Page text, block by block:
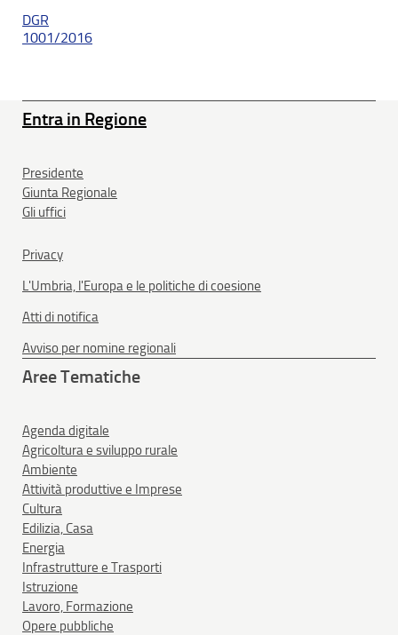
DGR
1001/2016
Entra in Regione
Presidente
Giunta Regionale
Gli uffici
Privacy
L'Umbria, l'Europa e le politiche di coesione
Atti di notifica
Avviso per nomine regionali
Aree Tematiche
Agenda digitale
Agricoltura e sviluppo rurale
Ambiente
Attività produttive e Imprese
Cultura
Edilizia, Casa
Energia
Infrastrutture e Trasporti
Istruzione
Lavoro, Formazione
Opere pubbliche